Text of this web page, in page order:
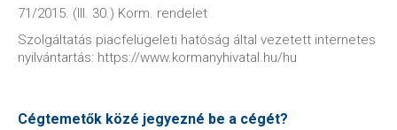
71/2015. (III. 30.) Korm. rendelet
Szolgáltatás piacfelügeleti hatóság által vezetett internetes
nyilvántartás: https://www.kormanyhivatal.hu/hu
Cégtemetők közé jegyezné be a cégét?